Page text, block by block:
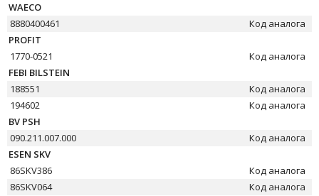
WAECO
8880400461
Код аналога
PROFIT
1770-0521
Код аналога
FEBI BILSTEIN
188551
Код аналога
194602
Код аналога
BV PSH
090.211.007.000
Код аналога
ESEN SKV
86SKV386
Код аналога
86SKV064
Код аналога